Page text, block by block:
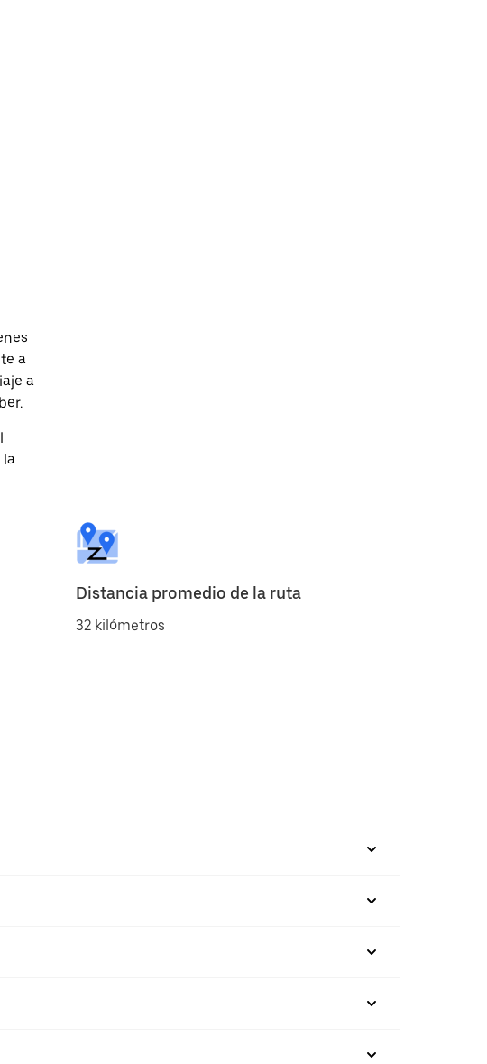
a
a
la
Distancia promedio de la ruta
32 kilómetros